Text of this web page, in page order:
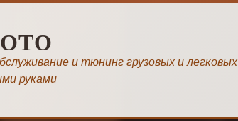
и тюнинг грузовых и легковых
руками